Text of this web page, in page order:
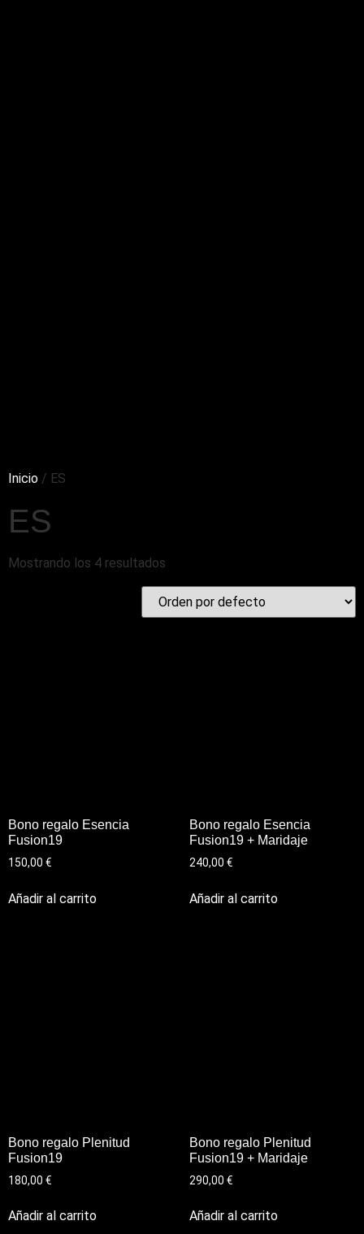
Inicio / ES
ES
Mostrando los 4 resultados
Bono regalo Esencia
Fusion19
150,00 €
Añadir al carrito
Bono regalo Esencia
Fusion19 + Maridaje
240,00 €
Añadir al carrito
Bono regalo Plenitud
Fusion19
180,00 €
Añadir al carrito
Bono regalo Plenitud
Fusion19 + Maridaje
290,00 €
Añadir al carrito